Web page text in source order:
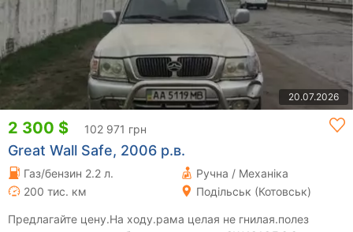
20.07.2026
2 300 $ 102 971 грн
Great Wall Safe, 2006 р.в.
Газ/бензин 2.2 л.
Ручна / Механіка
200 тис. км
Подільськ (Котовськ)
Предлагайте цену.На ходу.рама целая не гнилая.полез